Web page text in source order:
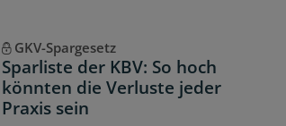
GKV-Spargesetz
Sparliste der KBV: So hoch
könnten die Verluste jeder
Praxis sein